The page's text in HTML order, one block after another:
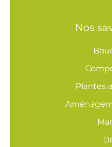
Nos
Plantes